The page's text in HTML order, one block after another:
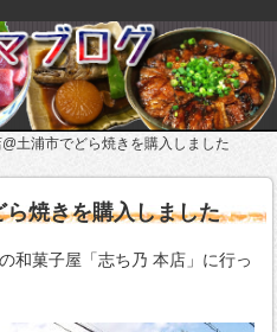
土浦市でどら焼きを購入しました
焼きを購入しました
和菓子屋「志ち乃 本店」に行っ